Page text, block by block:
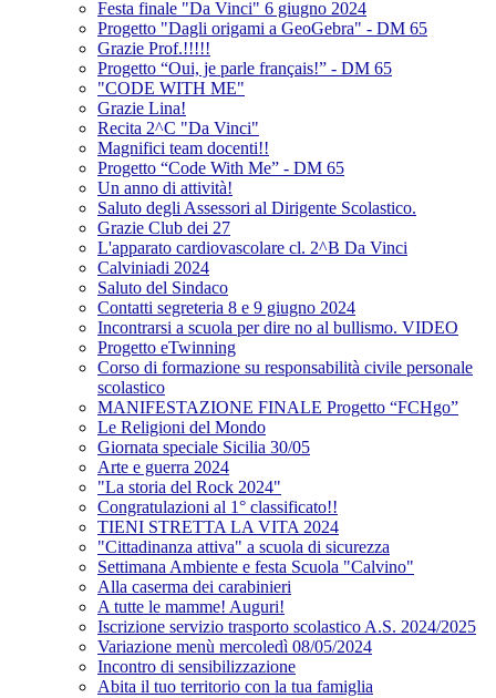
Festa finale "Da Vinci" 6 giugno 2024
Progetto "Dagli origami a GeoGebra" - DM 65
Grazie Prof.!!!!!
Progetto “Oui, je parle français!” - DM 65
"CODE WITH ME"
Grazie Lina!
Recita 2^C "Da Vinci"
Magnifici team docenti!!
Progetto “Code With Me” - DM 65
Un anno di attività!
Saluto degli Assessori al Dirigente Scolastico.
Grazie Club dei 27
L'apparato cardiovascolare cl. 2^B Da Vinci
Calviniadi 2024
Saluto del Sindaco
Contatti segreteria 8 e 9 giugno 2024
Incontrarsi a scuola per dire no al bullismo. VIDEO
Progetto eTwinning
Corso di formazione su responsabilità civile personale
scolastico
MANIFESTAZIONE FINALE Progetto “FCHgo”
Le Religioni del Mondo
Giornata speciale Sicilia 30/05
Arte e guerra 2024
"La storia del Rock 2024"
Congratulazioni al 1° classificato!!
TIENI STRETTA LA VITA 2024
"Cittadinanza attiva" a scuola di sicurezza
Settimana Ambiente e festa Scuola "Calvino"
Alla caserma dei carabinieri
A tutte le mamme! Auguri!
Iscrizione servizio trasporto scolastico A.S. 2024/2025
Variazione menù mercoledì 08/05/2024
Incontro di sensibilizzazione
Abita il tuo territorio con la tua famiglia